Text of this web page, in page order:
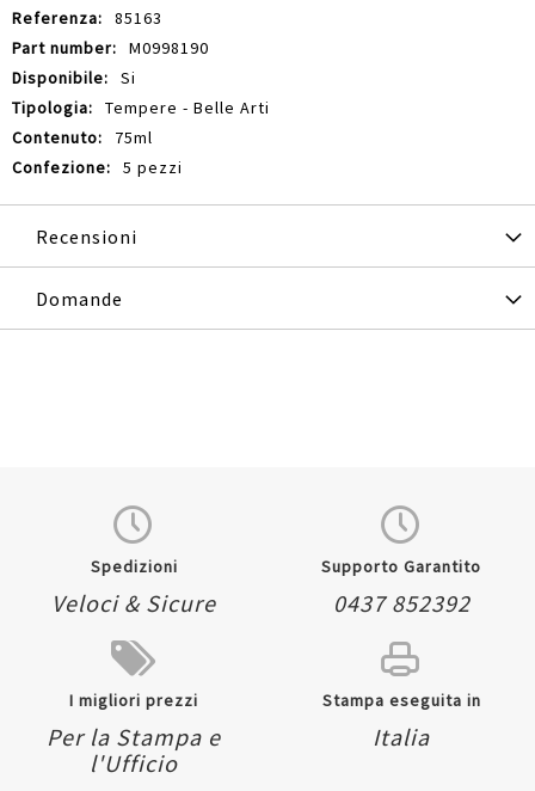
85163
M0998190
Si
Tempere - Belle Arti
75ml
5 pezzi
Recensioni
Domande
Spedizioni
Veloci & Sicure
Supporto Garantito
0437 852392
I migliori prezzi
Per la Stampa e
l'Ufficio
Stampa eseguita in
Italia